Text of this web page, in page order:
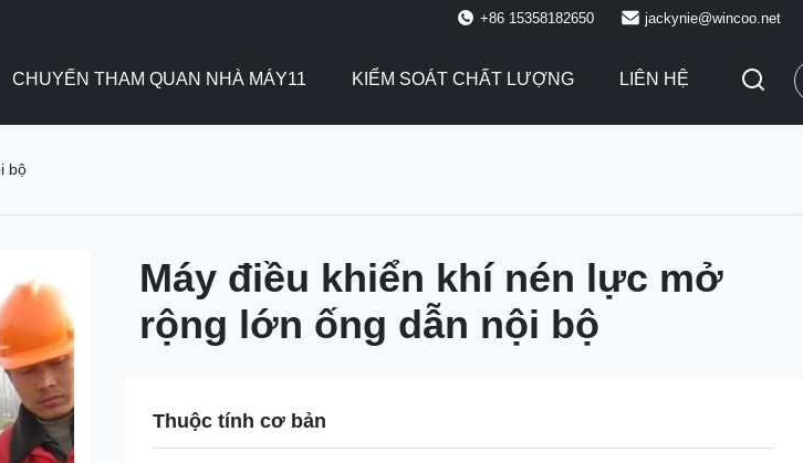
+86 15358182650 jackynie@wincoo.net
CHUYẾN THAM QUAN NHÀ MÁY11 KIỂM SOÁT CHẤT LƯỢNG LIÊN HỆ
bộ
Máy điều khiển khí nén lực mở
rộng lớn ống dẫn nội bộ
Thuộc tính cơ bản